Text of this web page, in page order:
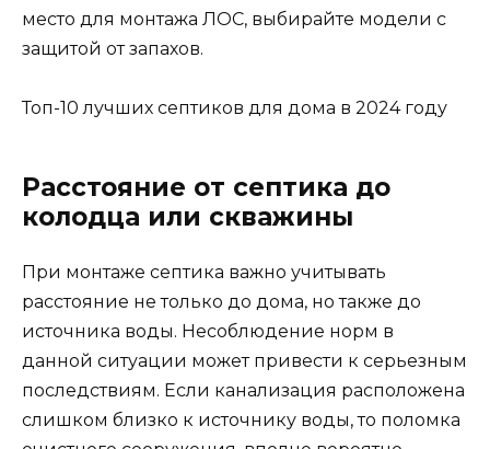
место для монтажа ЛОС, выбирайте модели с
защитой от запахов.
Топ-10 лучших септиков для дома в 2024 году
Расстояние от септика до
колодца или скважины
При монтаже септика важно учитывать
расстояние не только до дома, но также до
источника воды. Несоблюдение норм в
данной ситуации может привести к серьезным
последствиям. Если канализация расположена
слишком близко к источнику воды, то поломка